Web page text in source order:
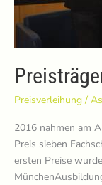
Preisverleihung /
2016 nahmen am
Preis sieben
ersten Preise